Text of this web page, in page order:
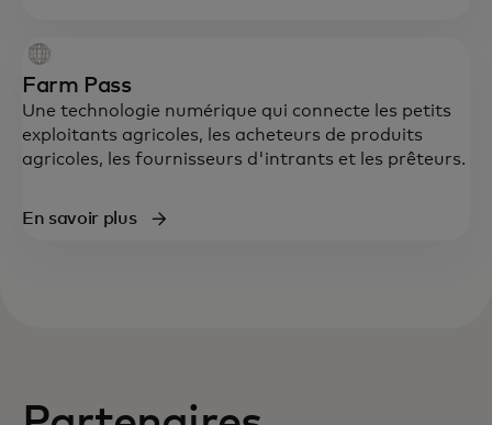
Farm Pass
Une technologie numérique qui connecte les petits
exploitants agricoles, les acheteurs de produits
agricoles, les fournisseurs d'intrants et les prêteurs.
En savoir plus